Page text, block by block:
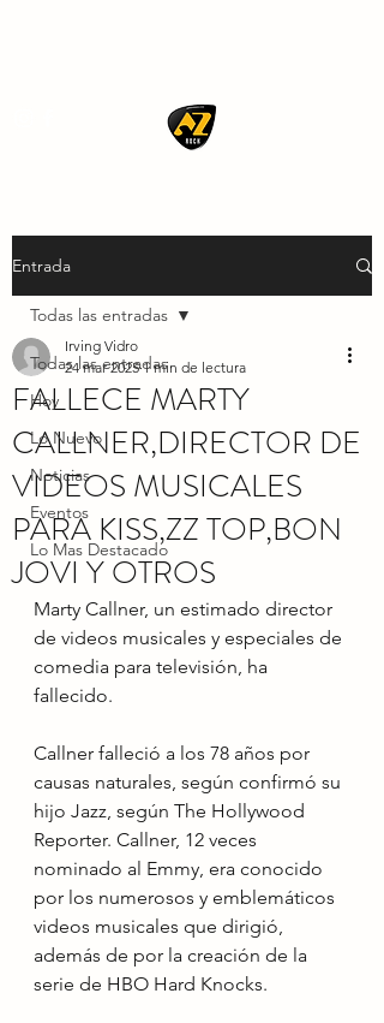
Entrada
Todas las entradas
Hoy
Lo Nuevo
Noticias
Eventos
Lo Mas Destacado
Todas las entradas
FALLECE MARTY
CALLNER,DIRECTOR DE
VIDEOS MUSICALES
PARA KISS,ZZ TOP,BON
JOVI Y OTROS
Irving Vidro
24 mar 2025 1 min de lectura
Marty Callner, un estimado director
de videos musicales y especiales de
comedia para televisión, ha
fallecido.
Callner falleció a los 78 años por
causas naturales, según confirmó su
hijo Jazz, según The Hollywood
Reporter. Callner, 12 veces
nominado al Emmy, era conocido
por los numerosos y emblemáticos
videos musicales que dirigió,
además de por la creación de la
serie de HBO Hard Knocks.